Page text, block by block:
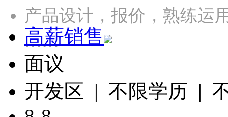
产品设计，报价，熟练运
……
高薪销售
面议
开发区 | 不限学历 |